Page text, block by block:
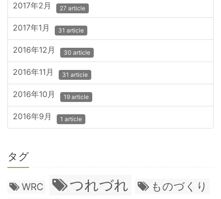
2017年2月 27 article
2017年1月 31 article
2016年12月 30 article
2016年11月 31 article
2016年10月 19 article
2016年9月 1 article
タグ
WRC つれづれ ものづくり